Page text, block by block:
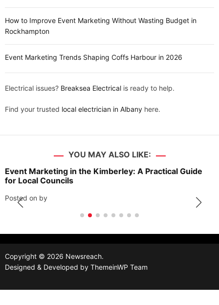
How to Improve Event Marketing Without Wasting Budget in
Rockhampton
Event Marketing Trends Shaping Coffs Harbour in 2026
Electrical issues? Breaksea Electrical is ready to help.
Find your trusted local electrician in Albany here.
YOU MAY ALSO LIKE:
Event Marketing in the Kimberley: A Practical Guide
for Local Councils
Posted on by
Copyright © 2026 Newsreach.
Designed & Developed by ThemeinWP Team